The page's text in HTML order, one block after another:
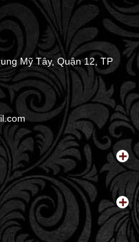
Mỹ Tây, Quận 12, TP